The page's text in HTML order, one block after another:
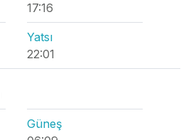
17:16
Yatsı
22:01
Güneş